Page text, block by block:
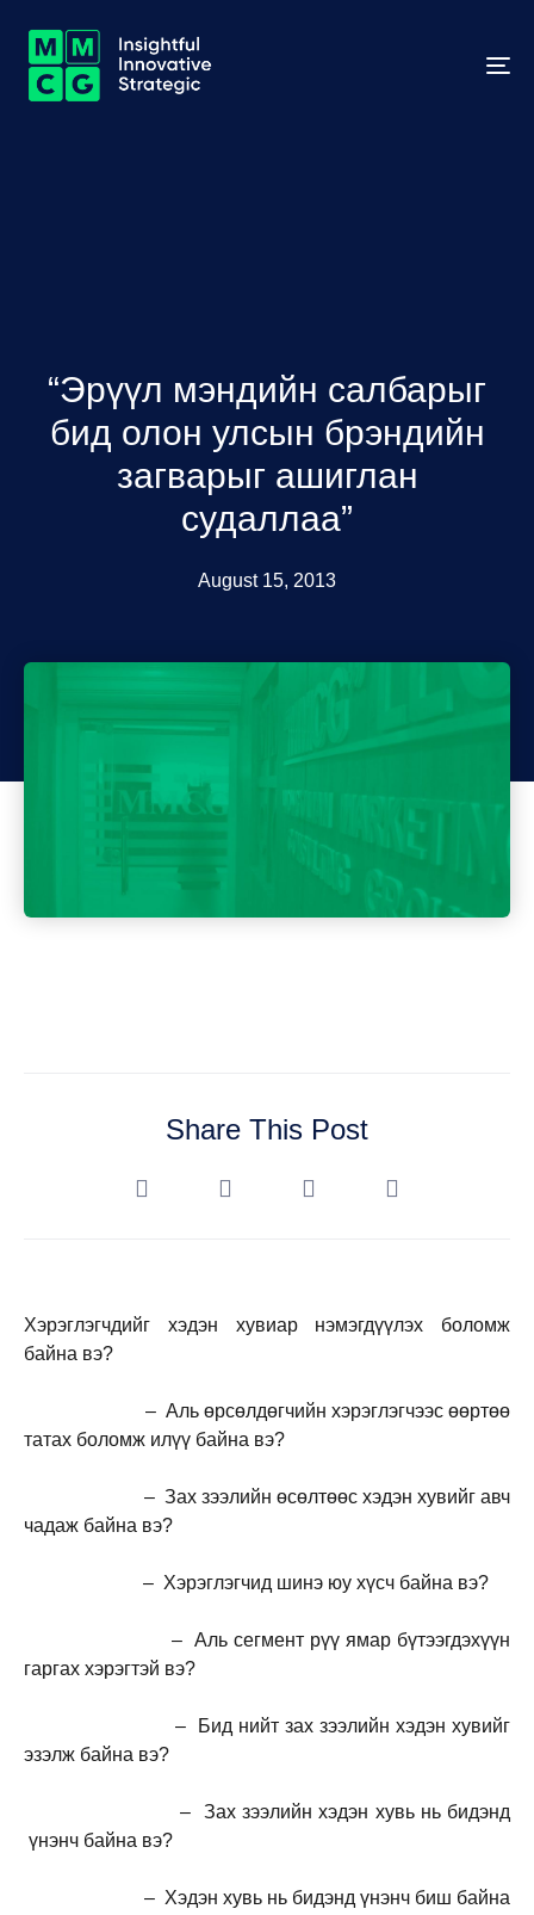
“Эрүүл мэндийн салбарыг
бид олон улсын брэндийн
загварыг ашиглан
судаллаа”
August 15, 2013
Share This Post
Хэрэглэгчдийг хэдэн хувиар нэмэгдүүлэх боломж
байна вэ?
– Аль өрсөлдөгчийн хэрэглэгчээс өөртөө
татах боломж илүү байна вэ?
– Зах зээлийн өсөлтөөс хэдэн хувийг авч
чадаж байна вэ?
– Хэрэглэгчид шинэ юу хүсч байна вэ?
– Аль сегмент рүү ямар бүтээгдэхүүн
гаргах хэрэгтэй вэ?
– Бид нийт зах зээлийн хэдэн хувийг
эзэлж байна вэ?
– Зах зээлийн хэдэн хувь нь бидэнд
үнэнч байна вэ?
– Хэдэн хувь нь бидэнд үнэнч биш байна